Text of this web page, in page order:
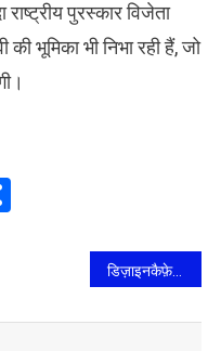
पुरस्कार विजेता
की भूमिका भी निभा रही हैं, जो
Share
डिज़ाइनकैफ़े ने मुंबई में अपना तीसरा एक्सपीरियंस सेंटर शुरू किया